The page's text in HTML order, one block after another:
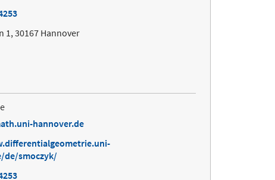
1, 30167 Hannover
hannover.de
de/smoczyk/